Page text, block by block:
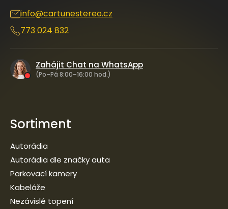
info@cartunestereo.cz
773 024 832
Zahájit Chat na WhatsApp
(Po–Pá 8:00–16:00 hod.)
Sortiment
Autorádia
Autorádia dle značky auta
Parkovací kamery
Kabeláže
Nezávislé topení